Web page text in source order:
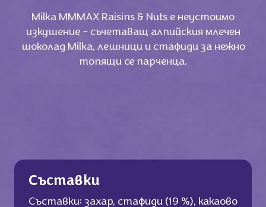
Milka МММАХ Raisins & Nuts е неустоимо
изкушение - съчетаващ алпийския млечен
шоколад Milka, лешници и стафиди за нежно
топящи се парченца.
Съставки
Съставки: захар, стафиди (19 %), какаово